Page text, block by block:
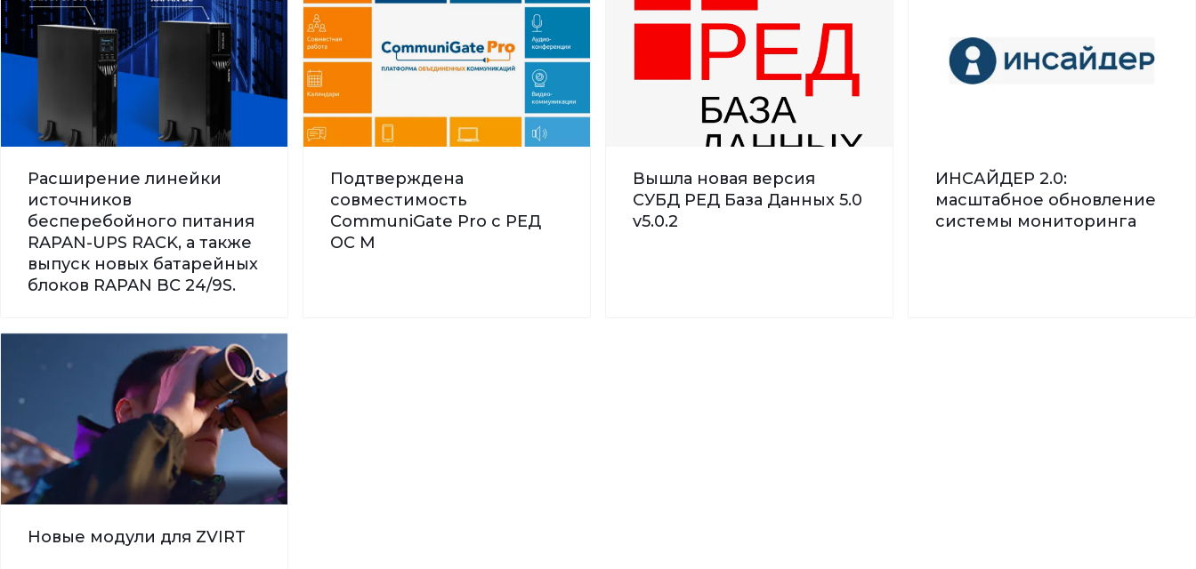
Расширение линейки
источников
бесперебойного питания
RAPAN-UPS RACK, а также
выпуск новых батарейных
блоков RAPAN BC 24/9S.
Подтверждена
совместимость
CommuniGate Pro с РЕД
ОС М
Вышла новая версия
СУБД РЕД База Данных 5.0
v5.0.2
ИНСАЙДЕР 2.0:
масштабное обновление
системы мониторинга
Новые модули для ZVIRT